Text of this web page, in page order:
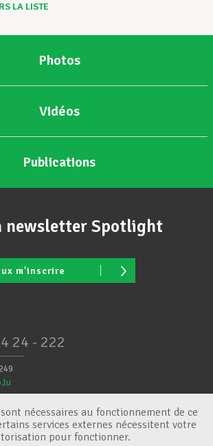
LA LISTE
Photos
Vidéos
Publications
newsletter Spotlight
m'inscrire
24 - 222
nécessaires au fonctionnement de ce
services externes nécessitent votre
pour fonctionner.